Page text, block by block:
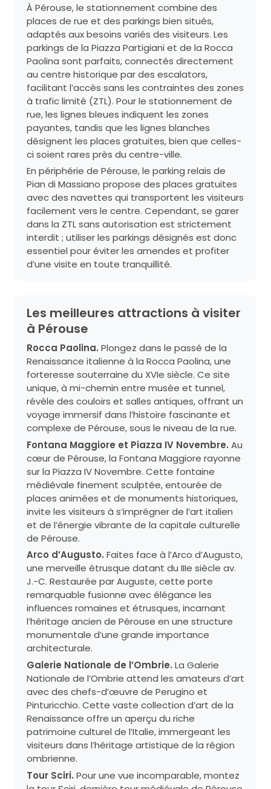
À Pérouse, le stationnement combine des
places de rue et des parkings bien situés,
adaptés aux besoins variés des visiteurs. Les
parkings de la Piazza Partigiani et de la Rocca
Paolina sont parfaits, connectés directement
au centre historique par des escalators,
facilitant l’accès sans les contraintes des zones
à trafic limité (ZTL). Pour le stationnement de
rue, les lignes bleues indiquent les zones
payantes, tandis que les lignes blanches
désignent les places gratuites, bien que celles-
ci soient rares près du centre-ville.
En périphérie de Pérouse, le parking relais de
Pian di Massiano propose des places gratuites
avec des navettes qui transportent les visiteurs
facilement vers le centre. Cependant, se garer
dans la ZTL sans autorisation est strictement
interdit ; utiliser les parkings désignés est donc
essentiel pour éviter les amendes et profiter
d’une visite en toute tranquillité.
Les meilleures attractions à visiter
à Pérouse
Rocca Paolina. Plongez dans le passé de la
Renaissance italienne à la Rocca Paolina, une
forteresse souterraine du XVIe siècle. Ce site
unique, à mi-chemin entre musée et tunnel,
révèle des couloirs et salles antiques, offrant un
voyage immersif dans l’histoire fascinante et
complexe de Pérouse, sous le niveau de la rue.
Fontana Maggiore et Piazza IV Novembre. Au
cœur de Pérouse, la Fontana Maggiore rayonne
sur la Piazza IV Novembre. Cette fontaine
médiévale finement sculptée, entourée de
places animées et de monuments historiques,
invite les visiteurs à s’imprégner de l’art italien
et de l’énergie vibrante de la capitale culturelle
de Pérouse.
Arco d’Augusto. Faites face à l’Arco d’Augusto,
une merveille étrusque datant du IIIe siècle av.
J.-C. Restaurée par Auguste, cette porte
remarquable fusionne avec élégance les
influences romaines et étrusques, incarnant
l’héritage ancien de Pérouse en une structure
monumentale d’une grande importance
architecturale.
Galerie Nationale de l’Ombrie. La Galerie
Nationale de l’Ombrie attend les amateurs d’art
avec des chefs-d’œuvre de Perugino et
Pinturicchio. Cette vaste collection d’art de la
Renaissance offre un aperçu du riche
patrimoine culturel de l’Italie, immergeant les
visiteurs dans l’héritage artistique de la région
ombrienne.
Tour Sciri. Pour une vue incomparable, montez